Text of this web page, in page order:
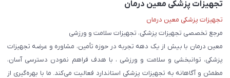
تجهیزات پزشکی معین درمان
تجهیزات پزشکی معین درمان
مرجع تخصصی تجهیزات پزشکی، تجهیزات سلامت و ورزشی
معین درمان با بیش از یک دهه تجربه در حوزه تأمین، مشاوره و عرضه تجهیزات
پزشکی، توانبخشی و سلامت و ورزشی ، با هدف فراهم نمودن دسترسی آسان،
مطمئن و آگاهانه به تجهیزات پزشکی استاندارد فعالیت می‌کند. ما با بهره‌گیری از